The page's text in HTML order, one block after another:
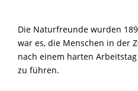
Die Naturfreunde wurden
war es, die Menschen in der
nach einem harten
zu führen.